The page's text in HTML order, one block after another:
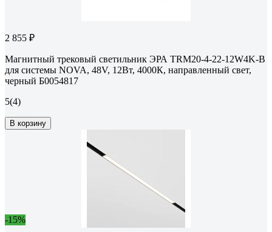
2 855 ₽
Магнитный трековый светильник ЭРА TRM20-4-22-12W4K-B
для системы NOVA, 48V, 12Вт, 4000К, направленный свет,
черный Б0054817
5(4)
В корзину
-15%